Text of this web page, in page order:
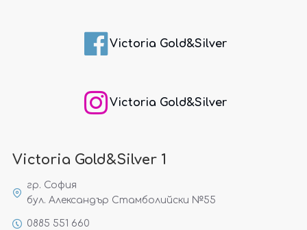
Victoria Gold&Silver
Victoria Gold&Silver
Victoria Gold&Silver 1
гр. София
бул. Александър Стамболийски №55
0885 551 660